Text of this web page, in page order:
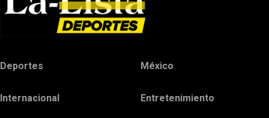
Deportes México
Internacional Entretenimiento